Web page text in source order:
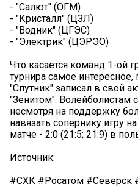
- "Салют" (ОГМ)
- "Кристалл" (ЦЗЛ)
- "Водник" (ЦГЭС)
- "Электрик" (ЦЭРЭО)
Что касается команд 1-ой
турнира самое
"Спутник" записал в свой
"Зенитом". Волейболистам
несмотря на поддержку
навязать сопернику игру
матче - 2:0 (21:5; 21:9) в
Источник:
#СХК #Росатом #Северск